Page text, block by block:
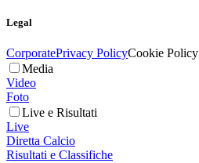
Legal
CorporatePrivacy PolicyCookie Policy
Media
Video
Foto
Live e Risultati
Live
Diretta Calcio
Risultati e Classifiche